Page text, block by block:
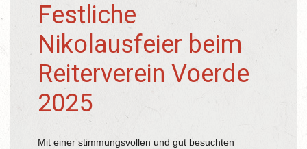
Festliche
Nikolausfeier beim
Reiterverein Voerde
2025
Mit einer stimmungsvollen und gut besuchten